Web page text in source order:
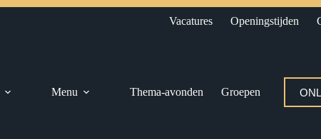
Vacatures Openingstijden
Menu Thema-avonden Groepen